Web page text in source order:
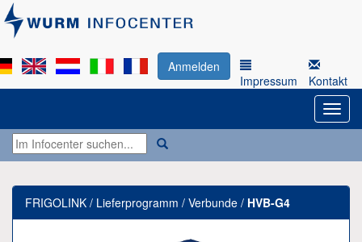
Anmelden
Impressum
Kontakt
FRIGOLINK / Lieferprogramm / Verbunde / HVB-G4